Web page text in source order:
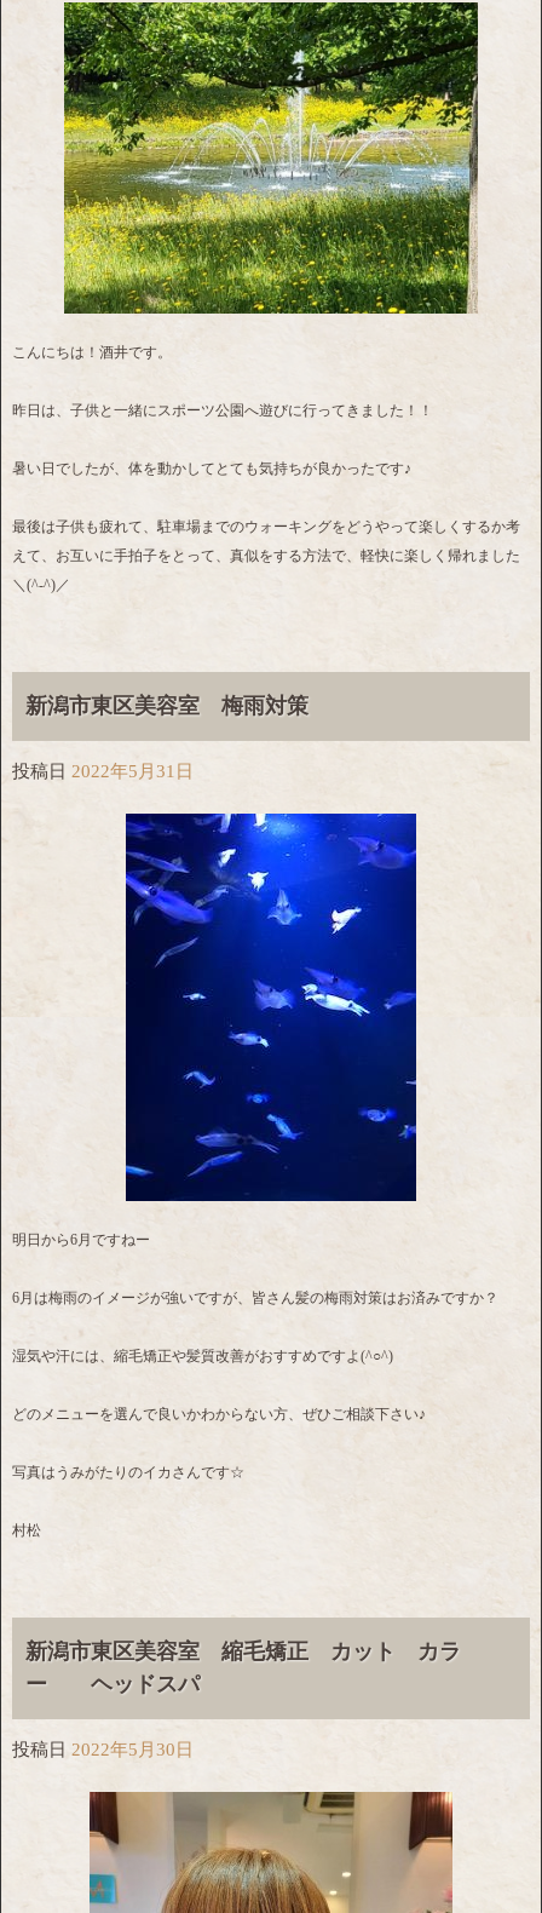
こんにちは！酒井です。
昨日は、子供と一緒にスポーツ公園へ遊びに行ってきました！！
暑い日でしたが、体を動かしてとても気持ちが良かったです♪
最後は子供も疲れて、駐車場までのウォーキングをどうやって楽しくするか考
えて、お互いに手拍子をとって、真似をする方法で、軽快に楽しく帰れました
＼(^-^)／
新潟市東区美容室 梅雨対策
投稿日 2022年5月31日
明日から6月ですねー
6月は梅雨のイメージが強いですが、皆さん髪の梅雨対策はお済みですか？
湿気や汗には、縮毛矯正や髪質改善がおすすめですよ(^○^)
どのメニューを選んで良いかわからない方、ぜひご相談下さい♪
写真はうみがたりのイカさんです☆
村松
新潟市東区美容室 縮毛矯正 カット カラ
ー ヘッドスパ
投稿日 2022年5月30日